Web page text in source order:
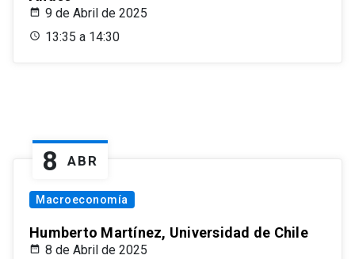
9 de Abril de 2025
13:35 a 14:30
8 ABR
Macroeconomía
Humberto Martínez, Universidad de Chile
8 de Abril de 2025